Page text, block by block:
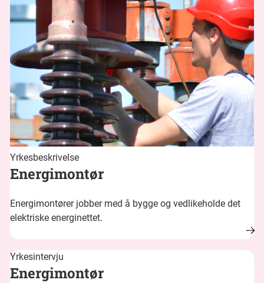
Yrkesbeskrivelse
Energimontør
Energimontører jobber med å bygge og vedlikeholde det
elektriske energinettet.
Yrkesintervju
Energimontør